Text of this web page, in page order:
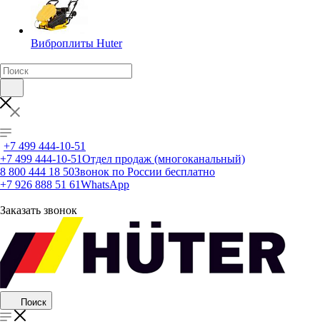
Виброплиты Huter
+7 499 444-10-51
+7 499 444-10-51Отдел продаж (многоканальный)
8 800 444 18 50Звонок по России бесплатно
+7 926 888 51 61WhatsApp
Заказать звонок
Поиск